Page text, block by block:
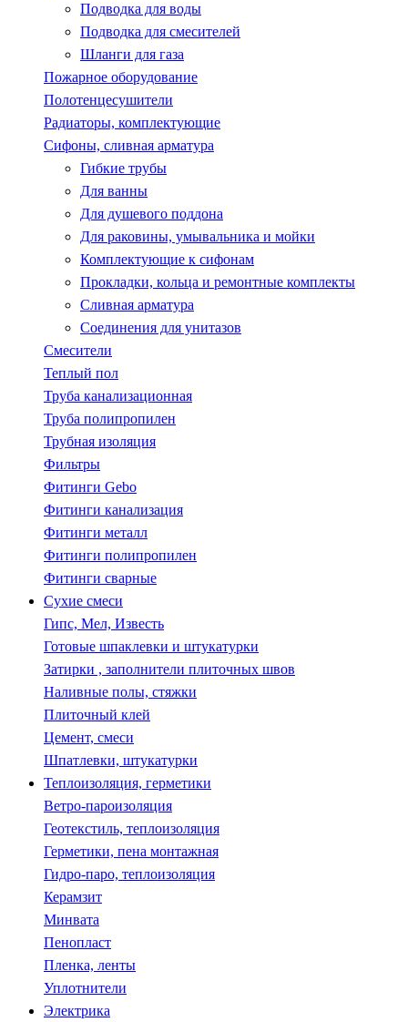
Подводка для воды
Подводка для смесителей
Шланги для газа
Пожарное оборудование
Полотенцесушители
Радиаторы, комплектующие
Сифоны, сливная арматура
Гибкие трубы
Для ванны
Для душевого поддона
Для раковины, умывальника и мойки
Комплектующие к сифонам
Прокладки, кольца и ремонтные комплекты
Сливная арматура
Соединения для унитазов
Смесители
Теплый пол
Труба канализационная
Труба полипропилен
Трубная изоляция
Фильтры
Фитинги Gebo
Фитинги канализация
Фитинги металл
Фитинги полипропилен
Фитинги сварные
Сухие смеси
Гипс, Мел, Известь
Готовые шпаклевки и штукатурки
Затирки , заполнители плиточных швов
Наливные полы, стяжки
Плиточный клей
Цемент, смеси
Шпатлевки, штукатурки
Теплоизоляция, герметики
Ветро-пароизоляция
Геотекстиль, теплоизоляция
Герметики, пена монтажная
Гидро-паро, теплоизоляция
Керамзит
Минвата
Пенопласт
Пленка, ленты
Уплотнители
Электрика